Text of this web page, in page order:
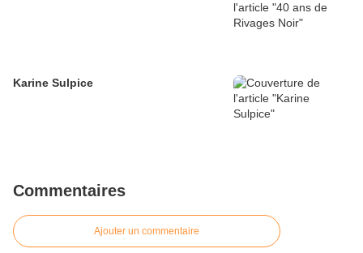
Karine Sulpice
Commentaires
Ajouter un commentaire